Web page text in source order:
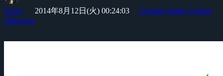
Yossy 2014年8月12日(火) 00:24:03
Counter-Strike: Global
Offensive